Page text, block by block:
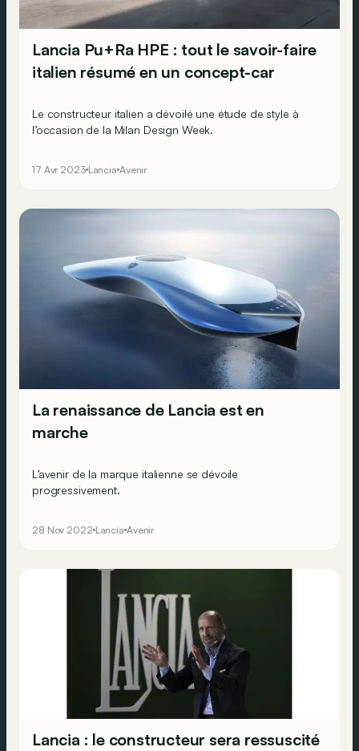
Lancia Pu+Ra HPE : tout le savoir-faire
italien résumé en un concept-car
Le constructeur italien a dévoilé une étude de style à
l’occasion de la Milan Design Week.
17 Avr 2023 Lancia Avenir
La renaissance de Lancia est en
marche
L’avenir de la marque italienne se dévoile
progressivement.
28 Nov 2022 Lancia Avenir
Lancia : le constructeur sera ressuscité